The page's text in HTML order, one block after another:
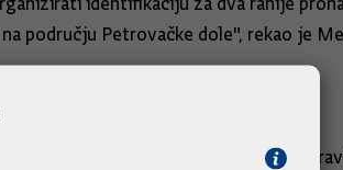
području Petrovačke dole", rekao je
osoba zna da su ubijene.
zločin u Ceriću i Mirkovcima Željka